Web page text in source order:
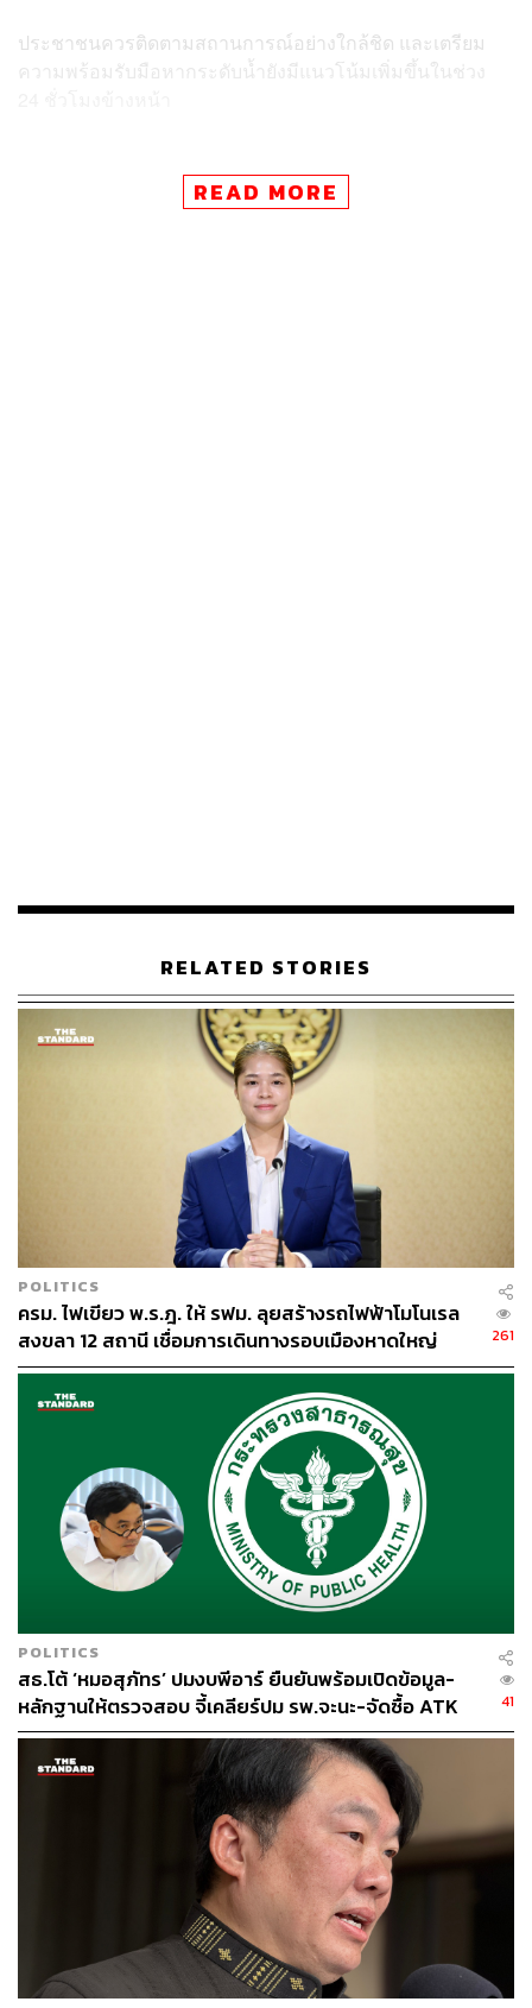
ประชาชนควรติดตามสถานการณ์อย่างใกล้ชิด และเตรียม
ความพร้อมรับมือหากระดับน้ำยังมีแนวโน้มเพิ่มขึ้นในช่วง
น้ำท่วมภาคใต้
หาดใหญ่
THE STANDARD TEAM
กองบรรณาธิการ THE STANDARD
READ MORE
RELATED STORIES
POLITICS
ครม. ไฟเขียว พ.ร.ฎ. ให้ รฟม. ลุยสร้างรถไฟฟ้าโมโนเรล
สงขลา 12 สถานี เชื่อมการเดินทางรอบเมืองหาดใหญ่
261
POLITICS
สธ.โต้ ‘หมอสุภัทร’ ปมงบพีอาร์ ยืนยันพร้อมเปิดข้อมูล-
หลักฐานให้ตรวจสอบ จี้เคลียร์ปม รพ.จะนะ-จัดซื้อ ATK
41